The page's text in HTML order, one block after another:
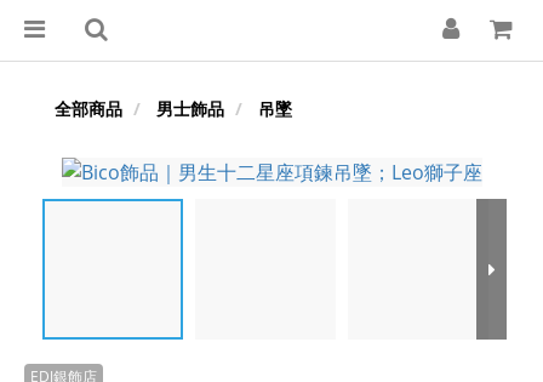
全部商品 男士飾品 吊墜